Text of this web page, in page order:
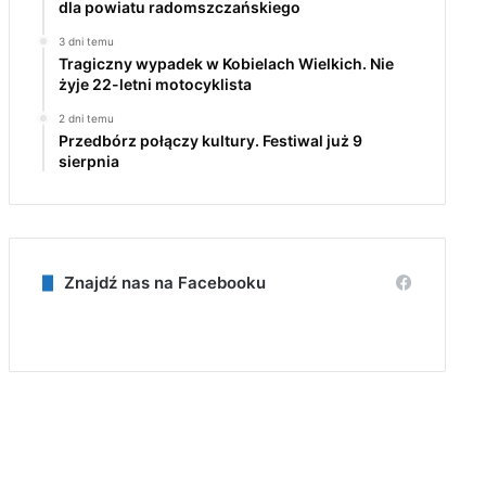
dla powiatu radomszczańskiego
3 dni temu
Tragiczny wypadek w Kobielach Wielkich. Nie
żyje 22-letni motocyklista
2 dni temu
Przedbórz połączy kultury. Festiwal już 9
sierpnia
Znajdź nas na Facebooku